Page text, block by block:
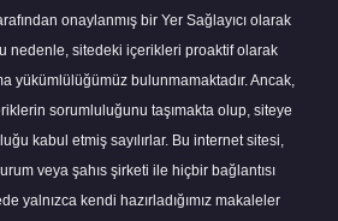
onaylanmış bir Yer Sağlayıcı olarak
nedenle, sitedeki içerikleri proaktif olarak
yükümlülüğümüz bulunmamaktadır. Ancak,
sorumluluğunu taşımakta olup, siteye
kabul etmiş sayılırlar. Bu internet sitesi,
veya şahıs şirketi ile hiçbir bağlantısı
yalnızca kendi hazırladığımız makaleler